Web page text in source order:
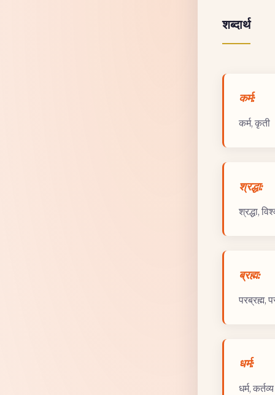
शब्दार्थ
कर्म:
कर्म, कृती
श्रद्धा:
श्रद्धा,
ब्रह्म:
परब्रह्म,
धर्म:
धर्म, कर्तव्य